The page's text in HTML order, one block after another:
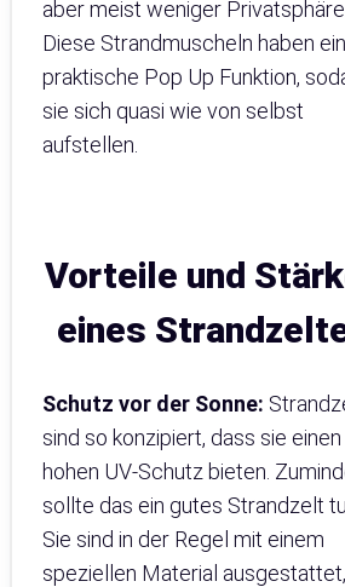
aber meist weniger Privatsphäre.
Diese Strandmuscheln haben
praktische Pop Up Funktion,
sie sich quasi wie von selbst
aufstellen.
Vorteile und
eines
Schutz vor der Sonne:
sind so konzipiert, dass sie einen
hohen UV-Schutz bieten.
sollte das ein gutes Strandzelt
Sie sind in der Regel mit einem
speziellen Material